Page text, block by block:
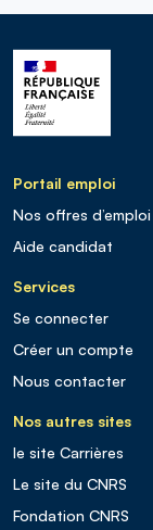
Portail emploi
Nos offres d’emploi
Aide candidat
Services
Se connecter
Créer un compte
Nous contacter
Nos autres sites
le site Carrières
Le site du CNRS
Fondation CNRS